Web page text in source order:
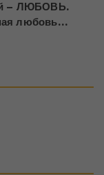
– ЛЮБОВЬ.
любовь…